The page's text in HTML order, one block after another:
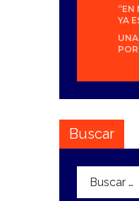
“EN
YA
Buscar
Buscar: